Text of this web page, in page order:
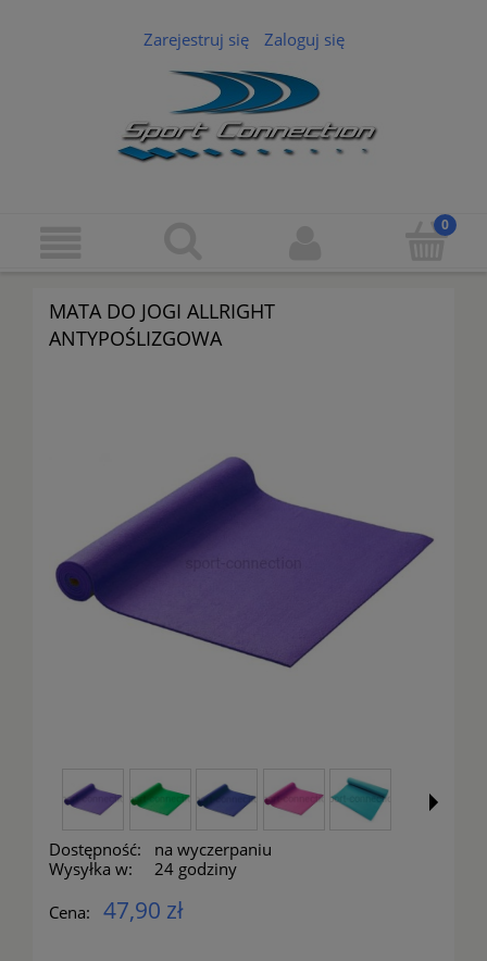
Zarejestruj się Zaloguj się
MATA DO JOGI ALLRIGHT
ANTYPOŚLIZGOWA
Dostępność:
na wyczerpaniu
Wysyłka w:
24 godziny
Cena:
47,90 zł